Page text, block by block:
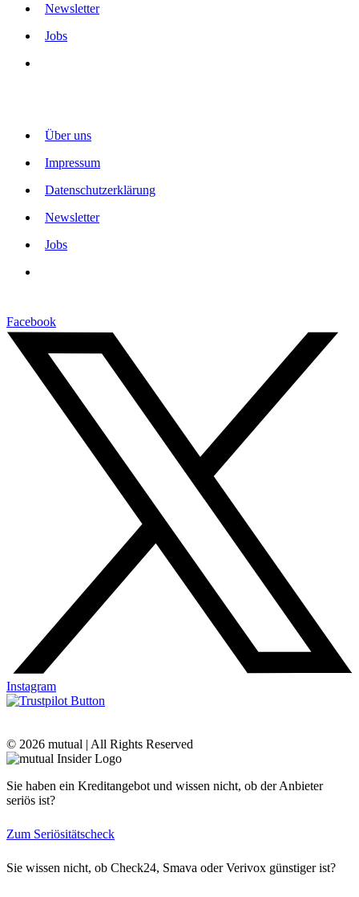
Newsletter
Jobs
Über uns
Impressum
Datenschutzerklärung
Newsletter
Jobs
Facebook
Instagram
© 2026 mutual | All Rights Reserved
Sie haben ein Kreditangebot und wissen nicht, ob der Anbieter
seriös ist?
Zum Seriösitätscheck
Sie wissen nicht, ob Check24, Smava oder Verivox günstiger ist?